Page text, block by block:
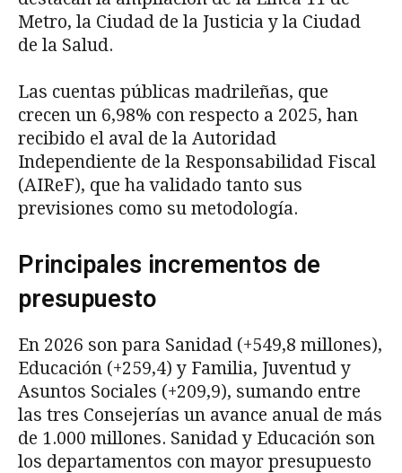
Metro, la Ciudad de la Justicia y la Ciudad
de la Salud.
Las cuentas públicas madrileñas, que
crecen un 6,98% con respecto a 2025, han
recibido el aval de la Autoridad
Independiente de la Responsabilidad Fiscal
(AIReF), que ha validado tanto sus
previsiones como su metodología.
Principales incrementos de
presupuesto
En 2026 son para Sanidad (+549,8 millones),
Educación (+259,4) y Familia, Juventud y
Asuntos Sociales (+209,9), sumando entre
las tres Consejerías un avance anual de más
de 1.000 millones. Sanidad y Educación son
los departamentos con mayor presupuesto